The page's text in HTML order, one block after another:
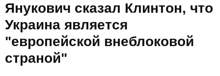
Янукович сказал Клинтон, что
Украина является
"европейской внеблоковой
страной"